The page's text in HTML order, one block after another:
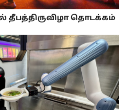
தீபத்திருவிழா தொடக்கம்